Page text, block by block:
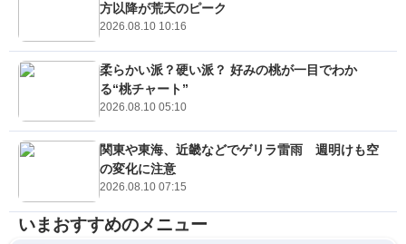
方以降が荒天のピーク
2026.08.10 10:16
柔らかい派？硬い派？ 好みの桃が一目でわか
る“桃チャート”
2026.08.10 05:10
関東や東海、近畿などでゲリラ雷雨 週明けも空
の変化に注意
2026.08.10 07:15
いまおすすめのメニュー